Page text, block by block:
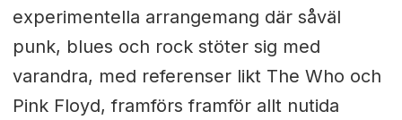
experimentella arrangemang där såväl
punk, blues och rock stöter sig med
varandra, med referenser likt The Who och
Pink Floyd, framförs framför allt nutida